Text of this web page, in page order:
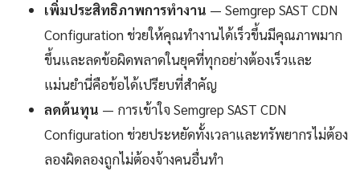
เพิ่มประสิทธิภาพการทำงาน — Semgrep SAST CDN
Configuration ช่วยให้คุณทำงานได้เร็วขึ้นมีคุณภาพมาก
ขึ้นและลดข้อผิดพลาดในยุคที่ทุกอย่างต้องเร็วและ
แม่นยำนี่คือข้อได้เปรียบที่สำคัญ
ลดต้นทุน — การเข้าใจ Semgrep SAST CDN
Configuration ช่วยประหยัดทั้งเวลาและทรัพยากรไม่ต้อง
ลองผิดลองถูกไม่ต้องจ้างคนอื่นทำ